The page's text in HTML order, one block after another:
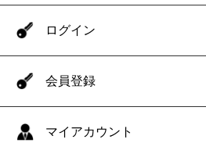
ログイン
会員登録
マイアカウント